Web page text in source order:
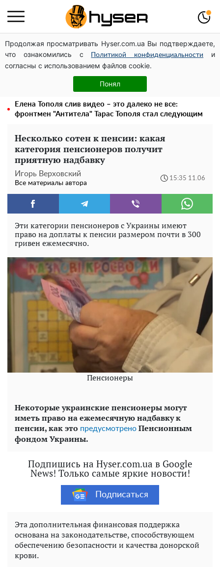
Продолжая просматривать Hyser.com.ua Вы подтверждаете,
что ознакомились с
Политикой конфиденциальности
и
согласны с использованием файлов cookie.
Понял
Дроны с наценкой: Александр Конотопский вывел
миллионы оборонного бюджета через фиктивную
фирму в Эстонии
Голая Елена Тополя в интересных позах заставила
отвисать челюсти: слив видео – было только началом
Елена Тополя слив видео – это далеко не все:
фронтмен "Антитела" Тарас Тополя стал следующим
Несколько сотен к пенсии: какая
категория пенсионеров получит
приятную надбавку
Игорь Верховский
Все материалы автора
15:35 11.06
Эти категории пенсионеров с Украины имеют
право на доплаты к пенсии размером почти в 300
гривен ежемесячно.
Пенсионеры
Некоторые украинские пенсионеры могут
иметь право на ежемесячную надбавку к
пенсии, как это предусмотрено Пенсионным
фондом Украины.
Подпишись на Hyser.com.ua в Google
News! Только самые яркие новости!
Подписаться
Эта дополнительная финансовая поддержка
основана на законодательстве, способствующем
обеспечению безопасности и качества донорской
крови.